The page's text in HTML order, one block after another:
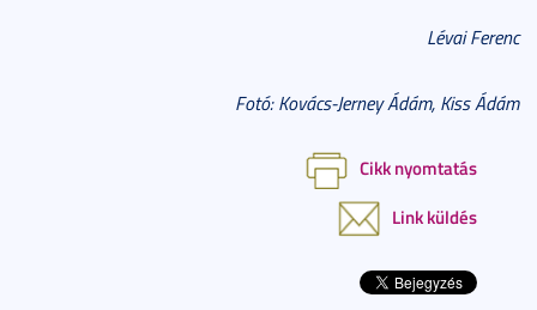
Lévai Ferenc
Fotó: Kovács-Jerney Ádám, Kiss Ádám
Cikk nyomtatás
Link küldés